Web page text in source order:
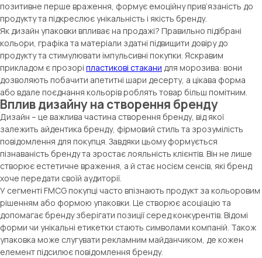
позитивне перше враження, формує емоційну прив’язаність до
продукту та підкреслює унікальність і якість бренду.
Як дизайн упаковки впливає на продажі? Правильно підібрані
кольори, графіка та матеріали здатні підвищити довіру до
продукту та стимулювати імпульсивні покупки. Яскравим
прикладом є прозорі пластикові стакани для морозива: вони
дозволяють побачити апетитні шари десерту, а цікава форма
або вдале поєднання кольорів роблять товар більш помітним.
Вплив дизайну на створення бренду
Дизайн – це важлива частина створення бренду, від якої
залежить айдентика бренду, фірмовий стиль та зрозумілість
повідомлення для покупця. Завдяки цьому формується
пізнаваність бренду та зростає лояльність клієнтів. Він не лише
створює естетичне враження, а й стає носієм сенсів, які бренд
хоче передати своїй аудиторії.
У сегменті FMCG покупці часто впізнають продукт за кольоровим
рішенням або формою упаковки. Це створює асоціацію та
допомагає бренду зберігати позиції серед конкурентів. Відомі
форми чи унікальні етикетки стають символами компаній. Також
упаковка може слугувати рекламним майданчиком, де кожен
елемент підсилює повідомлення бренду.